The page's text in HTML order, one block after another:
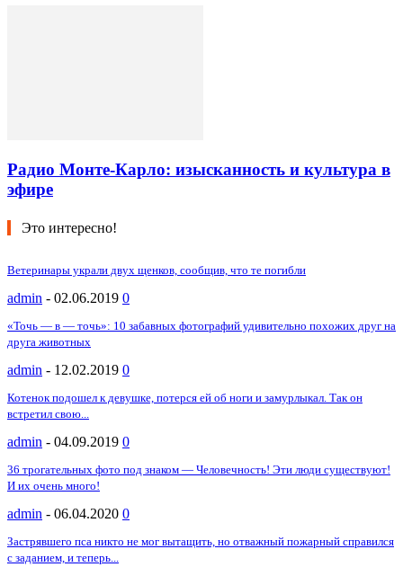
Радио Монте-Карло: изысканность и культура в
эфире
Это интересно!
Ветеринары украли двух щенков, сообщив, что те погибли
admin - 02.06.2019 0
«Точь — в — точь»: 10 забавных фотографий удивительно похожих друг на
друга животных
admin - 12.02.2019 0
Котенок подошел к девушке, потерся ей об ноги и замурлыкал. Так он
встретил свою...
admin - 04.09.2019 0
36 трогательных фото под знаком — Человечность! Эти люди существуют!
И их очень много!
admin - 06.04.2020 0
Застрявшего пса никто не мог вытащить, но отважный пожарный справился
с заданием, и теперь...